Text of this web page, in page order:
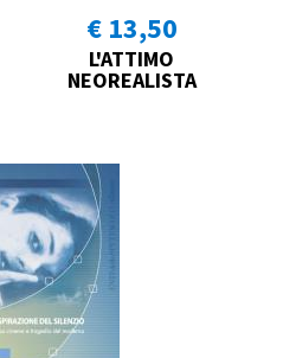
€ 13,50
L'ATTIMO
NEOREALISTA